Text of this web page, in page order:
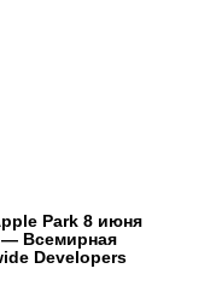
Park 8 июня
— Всемирная
Developers